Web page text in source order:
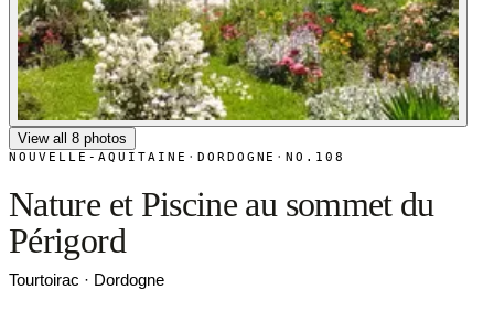
View all 8 photos
NOUVELLE-AQUITAINE · DORDOGNE ·NO.108
Nature et Piscine au sommet du
Périgord
Tourtoirac · Dordogne